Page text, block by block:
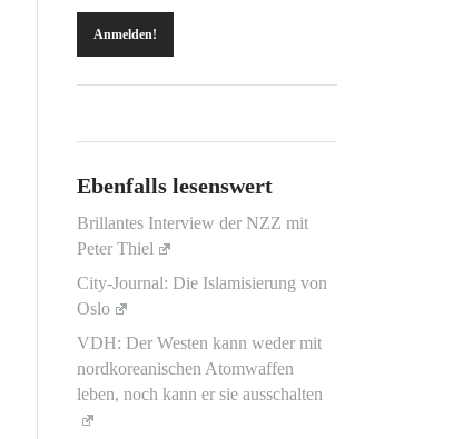
Ebenfalls lesenswert
Brillantes Interview der NZZ mit
Peter Thiel
City-Journal: Die Islamisierung von
Oslo
VDH: Der Westen kann weder mit
nordkoreanischen Atomwaffen
leben, noch kann er sie ausschalten